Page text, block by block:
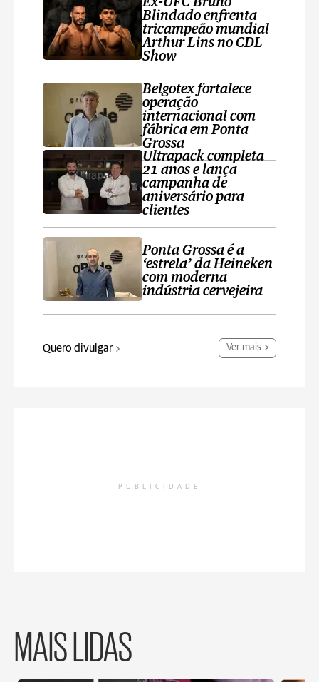
Blindado enfrenta
tricampeão mundial
Arthur Lins no CDL
Show
Belgotex fortalece
operação
internacional com
fábrica em Ponta
Grossa
Ultrapack completa
21 anos e lança
campanha de
aniversário para
clientes
Ponta Grossa é a
‘estrela’ da Heineken
com moderna
indústria cervejeira
Quero divulgar Ver mais
PUBLICIDADE
MAIS LIDAS